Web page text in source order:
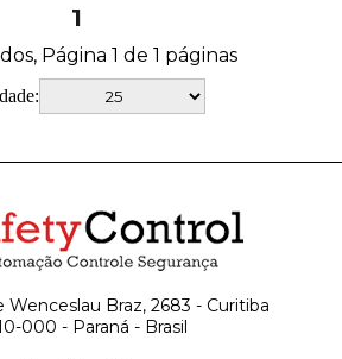
1
Página 1 de 1 páginas
Wenceslau Braz, 2683 - Curitiba
000 - Paraná - Brasil